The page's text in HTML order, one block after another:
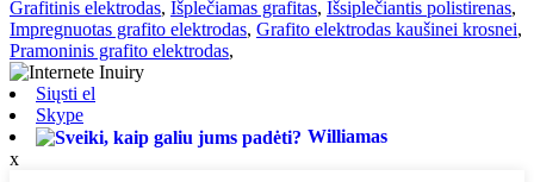
Grafitinis elektrodas, Išplečiamas grafitas, Išsiplečiantis polistirenas,
Impregnuotas grafito elektrodas, Grafito elektrodas kaušinei krosnei,
Pramoninis grafito elektrodas,
Siųsti el
Skype
Williamas
x